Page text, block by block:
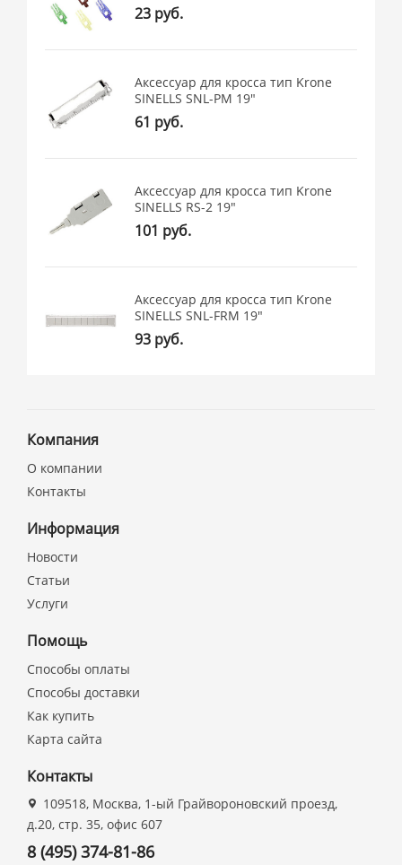
23 руб.
Аксессуар для кросса тип Krone
SINELLS SNL-PM 19"
61 руб.
Аксессуар для кросса тип Krone
SINELLS RS-2 19"
101 руб.
Аксессуар для кросса тип Krone
SINELLS SNL-FRM 19"
93 руб.
Компания
О компании
Контакты
Информация
Новости
Статьи
Услуги
Помощь
Способы оплаты
Способы доставки
Как купить
Карта сайта
Контакты
109518, Москва, 1-ый Грайвороновский проезд,
д.20, стр. 35, офис 607
8 (495) 374-81-86